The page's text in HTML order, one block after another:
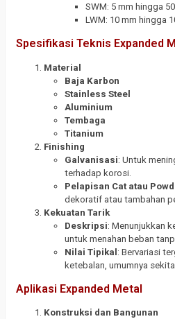
SWM: 5 mm hingga
LWM: 10 mm hingga
Spesifikasi Teknis Expanded
Material
Baja Karbon
Stainless Steel
Aluminium
Tembaga
Titanium
Finishing
Galvanisasi: Untuk
terhadap korosi.
Pelapisan Cat atau
dekoratif atau tambahan
Kekuatan Tarik
Deskripsi: Menunjukkan
untuk menahan beban
Nilai Tipikal : Bervariasi
ketebalan, umumnya
Aplikasi Expanded Metal
Konstruksi dan Bangunan